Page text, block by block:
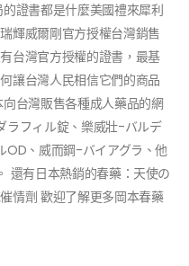
證書都是什麼美國禮來犀利
輝威爾剛官方授權台灣銷售
台灣官方授權的證書，最基
讓台灣人民相信它們的商品
台灣販售各種成人藥品的網
ラフィル錠、樂威壯-バルデ
OD、威而鋼-バイアグラ、他
還有日本熱銷的春藥：天使の
情劑 歡迎了解更多岡本春藥